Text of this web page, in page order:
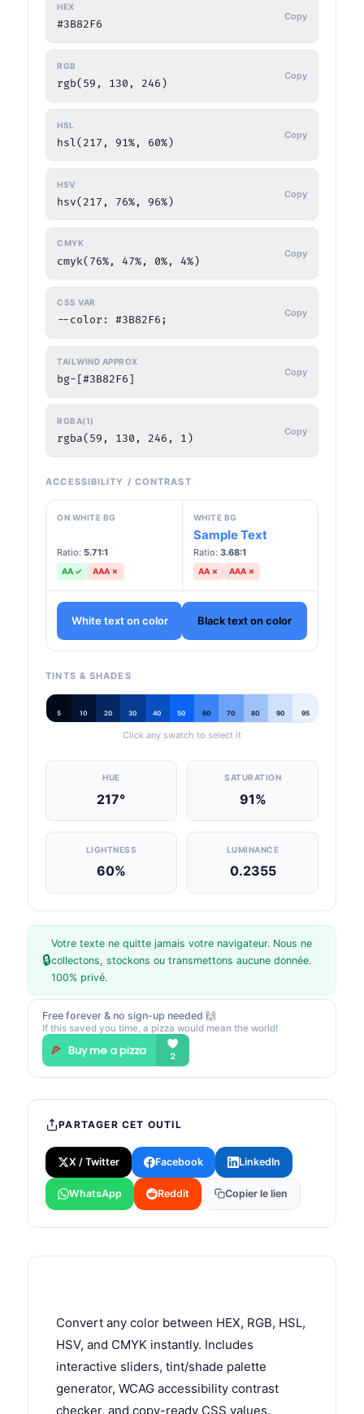
HEX
#3B82F6
Copy
RGB
rgb(59, 130, 246)
Copy
HSL
hsl(217, 91%, 60%)
Copy
HSV
hsv(217, 76%, 96%)
Copy
CMYK
cmyk(76%, 47%, 0%, 4%)
Copy
CSS VAR
--color: #3B82F6;
Copy
TAILWIND APPROX
bg-[#3B82F6]
Copy
RGBA(1)
rgba(59, 130, 246, 1)
Copy
ACCESSIBILITY / CONTRAST
ON WHITE BG
Ratio: 5.71:1
AA ✓ AAA ✗
WHITE BG
Sample Text
Ratio: 3.68:1
AA ✗ AAA ✗
White text on color Black text on color
TINTS & SHADES
5 10 20 30 40 50 60 70 80 90 95
Click any swatch to select it
HUE
217°
SATURATION
91%
LIGHTNESS
60%
LUMINANCE
0.2355
🔒
Votre texte ne quitte jamais votre navigateur. Nous ne
collectons, stockons ou transmettons aucune donnée.
100% privé.
Free forever & no sign-up needed 🙌
If this saved you time, a pizza would mean the world!
PARTAGER CET OUTIL
X / Twitter Facebook LinkedIn
WhatsApp Reddit Copier le lien
Convert any color between HEX, RGB, HSL,
HSV, and CMYK instantly. Includes
interactive sliders, tint/shade palette
generator, WCAG accessibility contrast
checker, and copy-ready CSS values.